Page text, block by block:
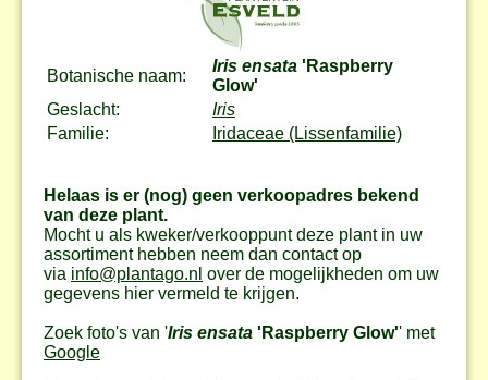
Botanische naam:
Iris ensata 'Raspberry
Glow'
Geslacht:
Iris
Familie:
Iridaceae (Lissenfamilie)
Helaas is er (nog) geen verkoopadres bekend
van deze plant.
Mocht u als kweker/verkooppunt deze plant in uw
assortiment hebben neem dan contact op
via info@plantago.nl over de mogelijkheden om uw
gegevens hier vermeld te krijgen.
Zoek foto's van 'Iris ensata 'Raspberry Glow'' met
Google